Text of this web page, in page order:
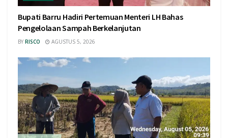
Bupati Barru Hadiri Pertemuan Menteri LH Bahas
Pengelolaan Sampah Berkelanjutan
BY RISCO AGUSTUS 5, 2026